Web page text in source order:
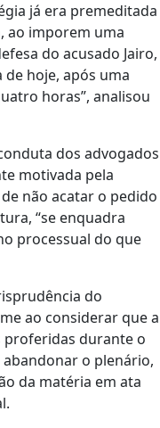
já era premeditada
ao imporem uma
do acusado Jairo,
hoje, após uma
horas”, analisou
dos advogados
motivada pela
não acatar o pedido
“se enquadra
processual do que
do
ao considerar que a
proferidas durante o
o plenário,
da matéria em ata